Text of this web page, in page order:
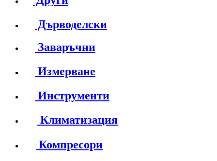
Дърводелски
Заваръчни
Измерване
Инструменти
Климатизация
Компресори